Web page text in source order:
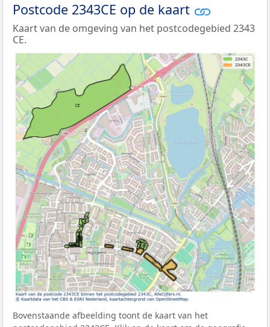
Postcode 2343CE op de kaart
Kaart van de omgeving van het postcodegebied 2343
CE.
Bovenstaande afbeelding toont de kaart van het